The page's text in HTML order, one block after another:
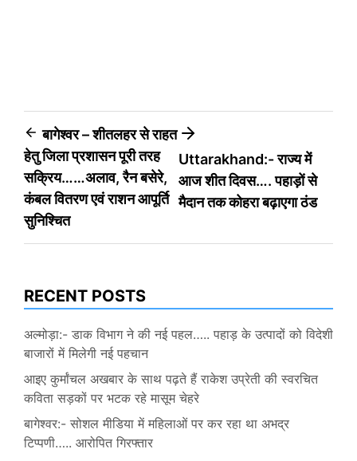
Post
navigation
बागेश्वर – शीतलहर से राहत
हेतु जिला प्रशासन पूरी तरह
सक्रिय……अलाव, रैन बसेरे,
कंबल वितरण एवं राशन आपूर्ति
सुनिश्चित
Uttarakhand:- राज्य में
आज शीत दिवस…. पहाड़ों से
मैदान तक कोहरा बढ़ाएगा ठंड
RECENT POSTS
अल्मोड़ा:- डाक विभाग ने की नई पहल….. पहाड़ के उत्पादों को विदेशी
बाजारों में मिलेगी नई पहचान
आइए कुर्मांचल अखबार के साथ पढ़ते हैं राकेश उप्रेती की स्वरचित
कविता सड़कों पर भटक रहे मासूम चेहरे
बागेश्वर:- सोशल मीडिया में महिलाओं पर कर रहा था अभद्र
टिप्पणी….. आरोपित गिरफ्तार